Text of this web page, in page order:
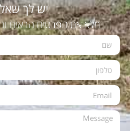
יש לך
מלא את הפרטים הבאים